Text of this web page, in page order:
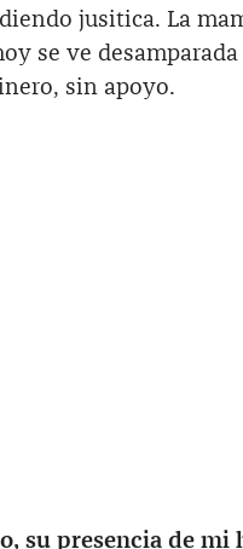
jusitica. La
se ve
sin apoyo.
su presencia de mi